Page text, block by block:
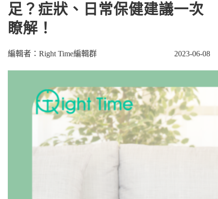
足？症狀、日常保健建議一次
瞭解！
編輯者：Right Time編輯群 2023-06-08